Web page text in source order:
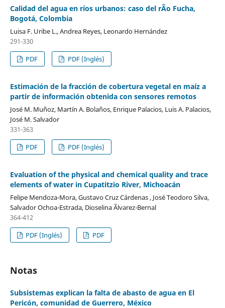
Calidad del agua en ríos urbanos: caso del rÃ­o Fucha,
Bogotá, Colombia
Luisa F. Uribe L., Andrea Reyes, Leonardo Hernández
291-330
PDF
PDF (Inglés)
Estimación de la fracción de cobertura vegetal en maíz a
partir de información obtenida con sensores remotos
José M. Muñoz, Martín A. Bolaños, Enrique Palacios, Luis A. Palacios,
José M. Salvador
331-363
PDF
PDF (Inglés)
Evaluation of the physical and chemical quality and trace
elements of water in Cupatitzio River, Michoacán
Felipe Mendoza-Mora, Gustavo Cruz Cárdenas , José Teodoro Silva,
Salvador Ochoa-Estrada, Dioselina Ãlvarez-Bernal
364-412
PDF (Inglés)
PDF
Notas
Subsistemas explican la falta de abasto de agua en El
Pericón, comunidad de Guerrero, México